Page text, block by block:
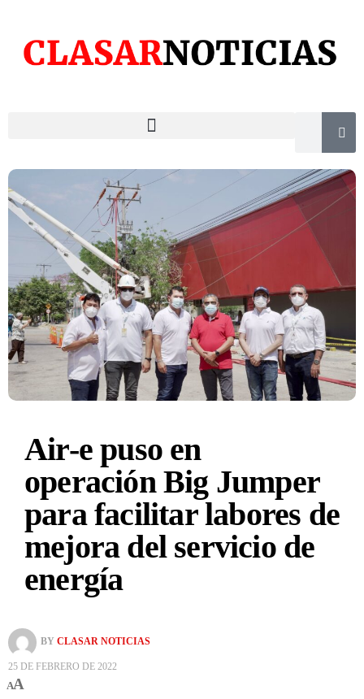
Air-e puso en
operación Big Jumper
para facilitar labores de
mejora del servicio de
energía
BY CLASAR NOTICIAS
25 DE FEBRERO DE 2022
AA